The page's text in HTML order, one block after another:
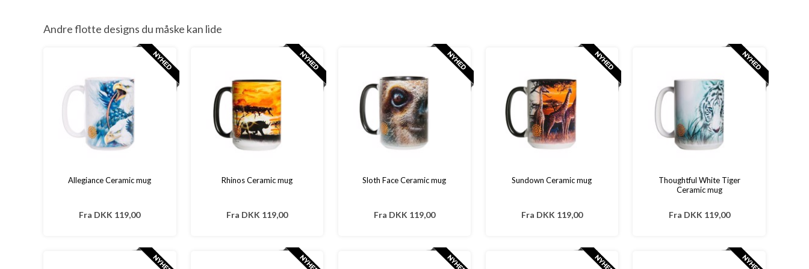
Andre flotte designs du måske kan lide
Allegiance Ceramic mug
Fra DKK 119,00
Rhinos Ceramic mug
Fra DKK 119,00
Sloth Face Ceramic mug
Fra DKK 119,00
Sundown Ceramic mug
Fra DKK 119,00
Thoughtful White Tiger
Ceramic mug
Fra DKK 119,00